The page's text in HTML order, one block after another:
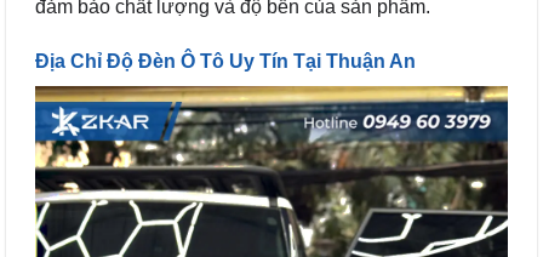
đảm bảo chất lượng và độ bền của sản phẩm.
Địa Chỉ Độ Đèn Ô Tô Uy Tín Tại Thuận An